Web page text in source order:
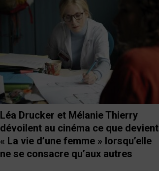
Léa Drucker et Mélanie Thierry
dévoilent au cinéma ce que devient
« La vie d’une femme » lorsqu’elle
ne se consacre qu’aux autres